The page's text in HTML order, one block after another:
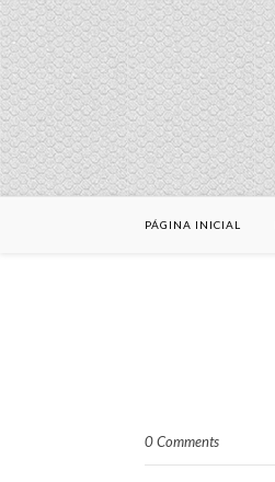
PÁGINA INICIAL
0 Comments